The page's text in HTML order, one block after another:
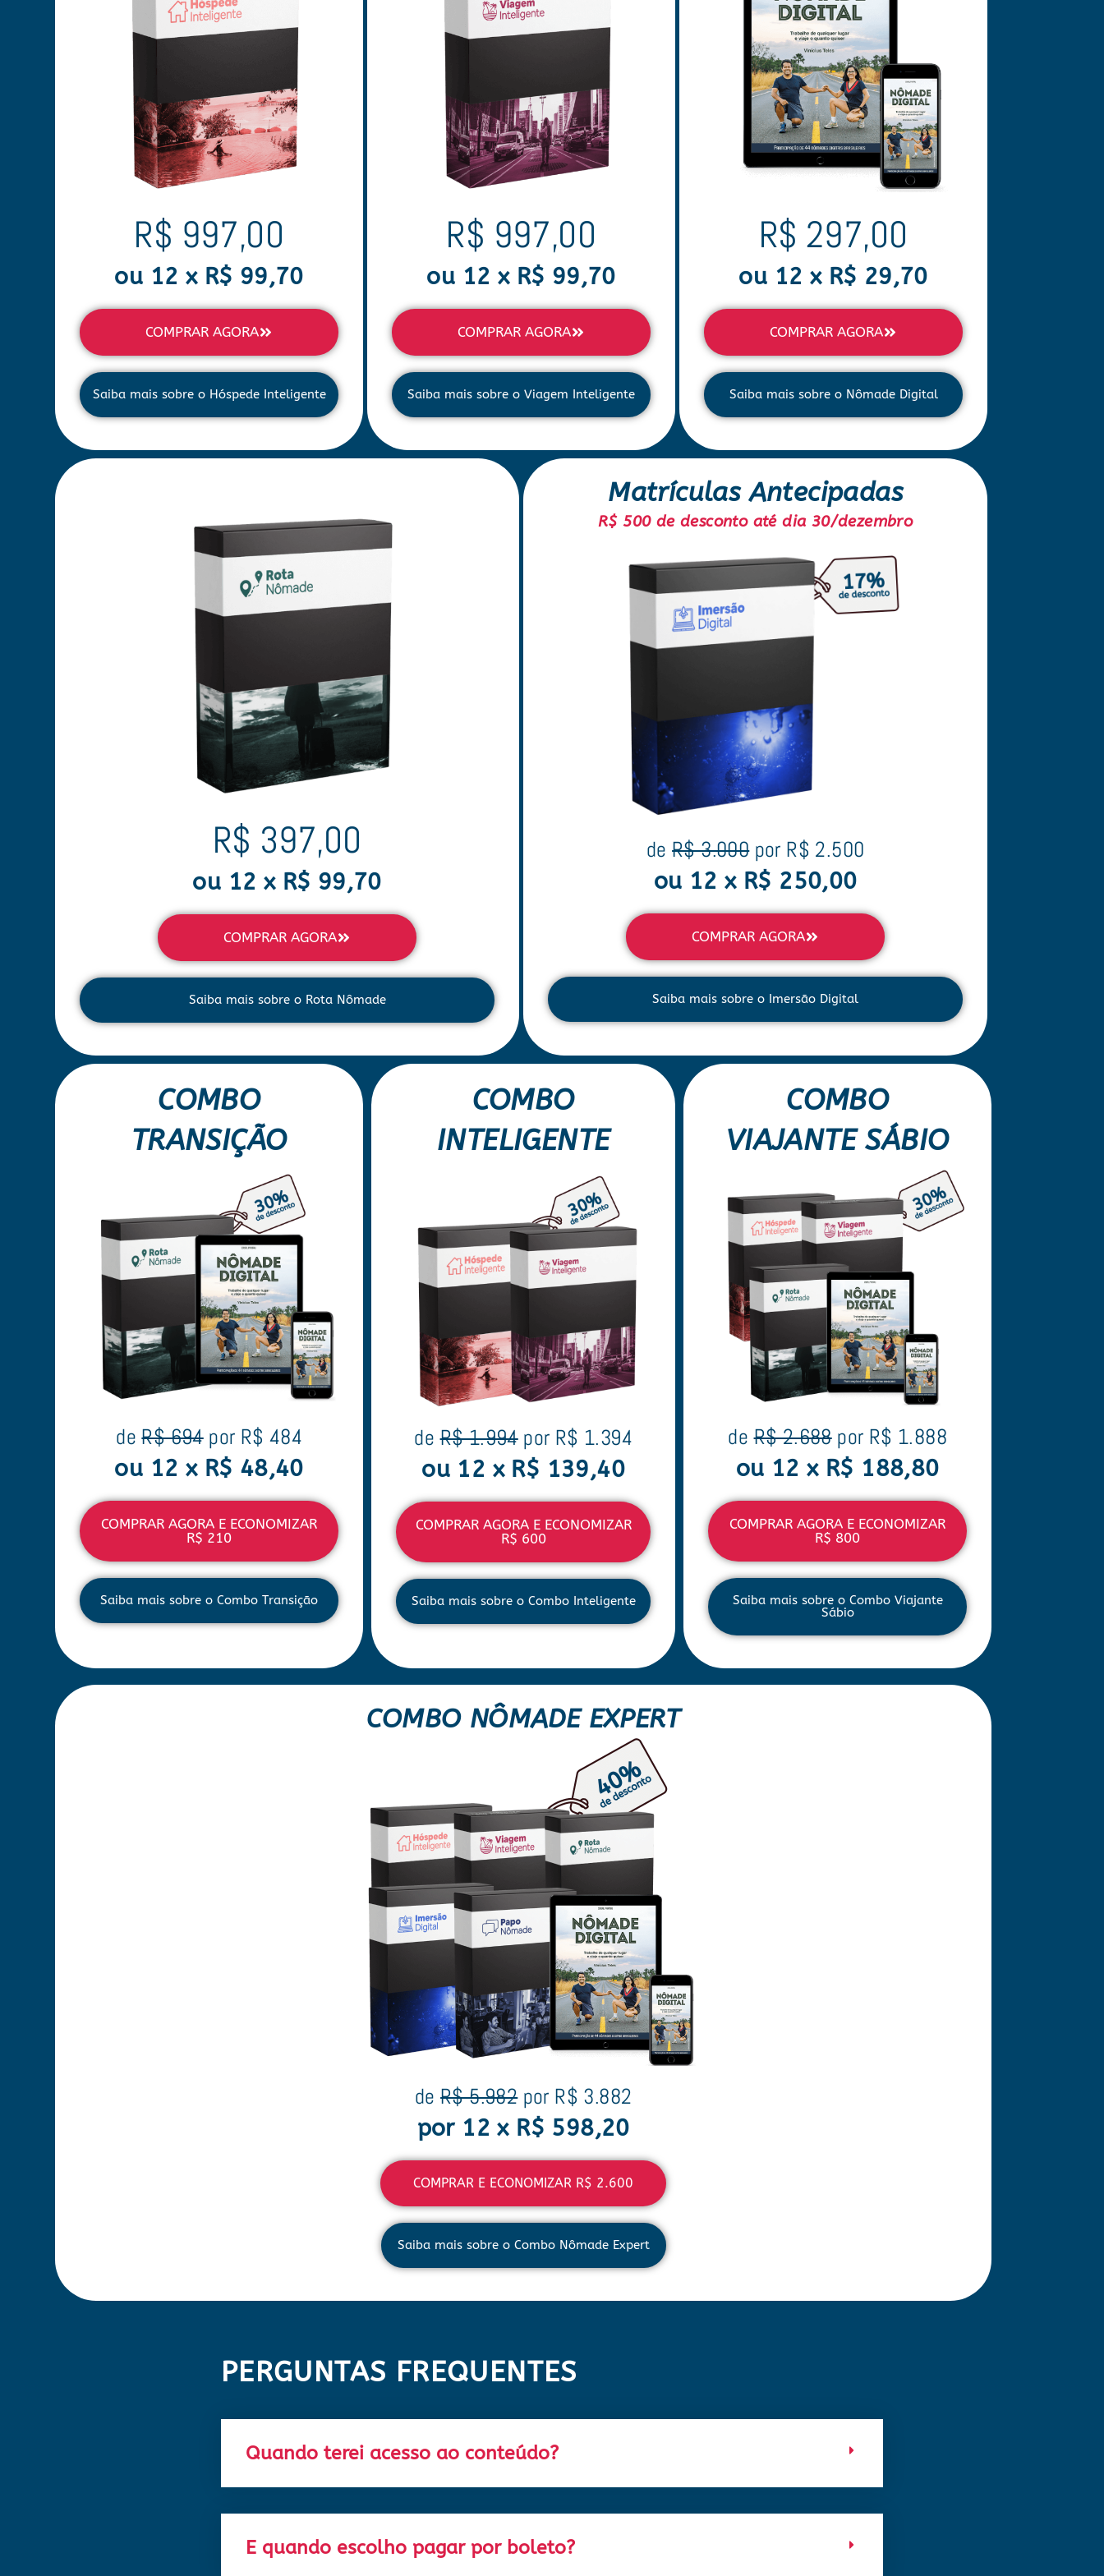
R$ 997,00
ou 12 x R$ 99,70
COMPRAR AGORA
Saiba mais sobre o Hóspede Inteligente
R$ 997,00
ou 12 x R$ 99,70
COMPRAR AGORA
Saiba mais sobre o Viagem Inteligente
R$ 297,00
ou 12 x R$ 29,70
COMPRAR AGORA
Saiba mais sobre o Nômade Digital
R$ 397,00
ou 12 x R$ 99,70
COMPRAR AGORA
Saiba mais sobre o Rota Nômade
Matrículas Antecipadas
R$ 500 de desconto até dia 30/dezembro
deR$ 3.000por R$ 2.500
ou 12 x R$ 250,00
COMPRAR AGORA
Saiba mais sobre o Imersão Digital
COMBO
TRANSIÇÃO
deR$ 694por R$ 484
ou 12 x R$ 48,40
COMPRAR AGORA E ECONOMIZAR
R$ 210
Saiba mais sobre o Combo Transição
COMBO
INTELIGENTE
deR$ 1.994por R$ 1.394
ou 12 x R$ 139,40
COMPRAR AGORA E ECONOMIZAR
R$ 600
Saiba mais sobre o Combo Inteligente
COMBO
VIAJANTE SÁBIO
deR$ 2.688por R$ 1.888
ou 12 x R$ 188,80
COMPRAR AGORA E ECONOMIZAR
R$ 800
Saiba mais sobre o Combo Viajante
Sábio
COMBO NÔMADE EXPERT
deR$ 5.982por R$ 3.882
por 12 x R$ 598,20
COMPRAR E ECONOMIZAR R$ 2.600
Saiba mais sobre o Combo Nômade Expert
PERGUNTAS FREQUENTES
Quando terei acesso ao conteúdo?
E quando escolho pagar por boleto?